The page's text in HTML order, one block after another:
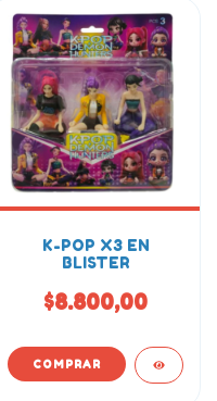
K-POP X3 EN
BLISTER
$8.800,00